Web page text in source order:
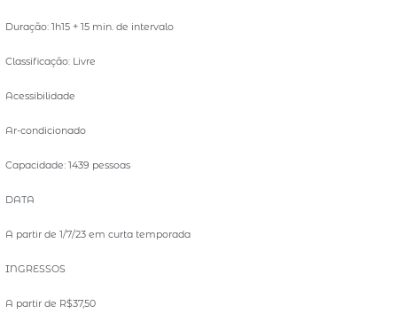
Duração: 1h15 + 15 min. de intervalo
Classificação: Livre
Acessibilidade
Ar-condicionado
Capacidade: 1439 pessoas
DATA
A partir de 1/7/23 em curta temporada
INGRESSOS
A partir de R$37,50